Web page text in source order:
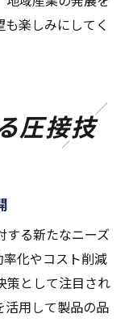
楽しみにしてく
圧接技
する新たなニーズ
化やコスト削減
策として注目され
活用して製品の品